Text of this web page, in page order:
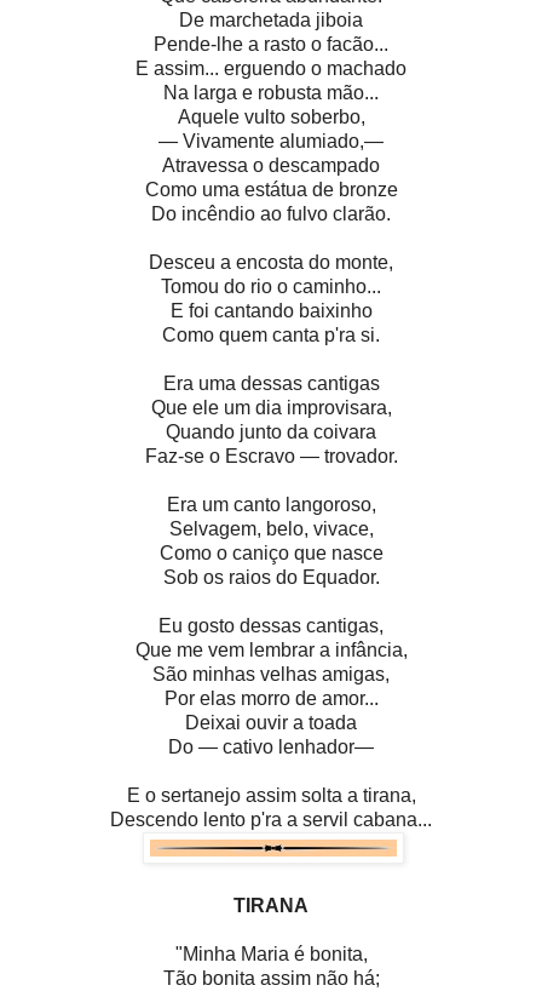
De marchetada jiboia
Pende-lhe a rasto o facão...
E assim... erguendo o machado
Na larga e robusta mão...
Aquele vulto soberbo,
— Vivamente alumiado,—
Atravessa o descampado
Como uma estátua de bronze
Do incêndio ao fulvo clarão.
Desceu a encosta do monte,
Tomou do rio o caminho...
E foi cantando baixinho
Como quem canta p'ra si.
Era uma dessas cantigas
Que ele um dia improvisara,
Quando junto da coivara
Faz-se o Escravo — trovador.
Era um canto langoroso,
Selvagem, belo, vivace,
Como o caniço que nasce
Sob os raios do Equador.
Eu gosto dessas cantigas,
Que me vem lembrar a infância,
São minhas velhas amigas,
Por elas morro de amor...
Deixai ouvir a toada
Do — cativo lenhador—
E o sertanejo assim solta a tirana,
Descendo lento p'ra a servil cabana...
TIRANA
"Minha Maria é bonita,
Tão bonita assim não há;